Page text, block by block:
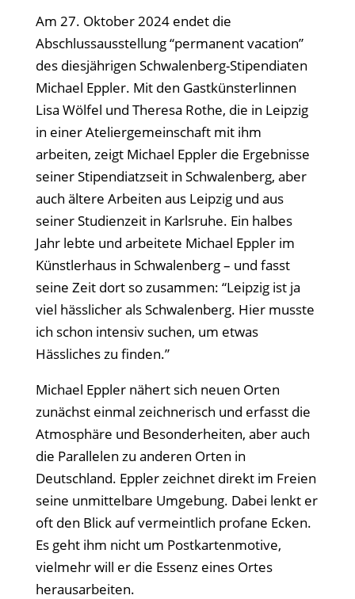
Am 27. Oktober 2024 endet die
Abschlussausstellung “permanent vacation”
des diesjährigen Schwalenberg-Stipendiaten
Michael Eppler. Mit den Gastkünsterlinnen
Lisa Wölfel und Theresa Rothe, die in Leipzig
in einer Ateliergemeinschaft mit ihm
arbeiten, zeigt Michael Eppler die Ergebnisse
seiner Stipendiatzseit in Schwalenberg, aber
auch ältere Arbeiten aus Leipzig und aus
seiner Studienzeit in Karlsruhe. Ein halbes
Jahr lebte und arbeitete Michael Eppler im
Künstlerhaus in Schwalenberg – und fasst
seine Zeit dort so zusammen: “Leipzig ist ja
viel hässlicher als Schwalenberg. Hier musste
ich schon intensiv suchen, um etwas
Hässliches zu finden.”
Michael Eppler nähert sich neuen Orten
zunächst einmal zeichnerisch und erfasst die
Atmosphäre und Besonderheiten, aber auch
die Parallelen zu anderen Orten in
Deutschland. Eppler zeichnet direkt im Freien
seine unmittelbare Umgebung. Dabei lenkt er
oft den Blick auf vermeintlich profane Ecken.
Es geht ihm nicht um Postkartenmotive,
vielmehr will er die Essenz eines Ortes
herausarbeiten.